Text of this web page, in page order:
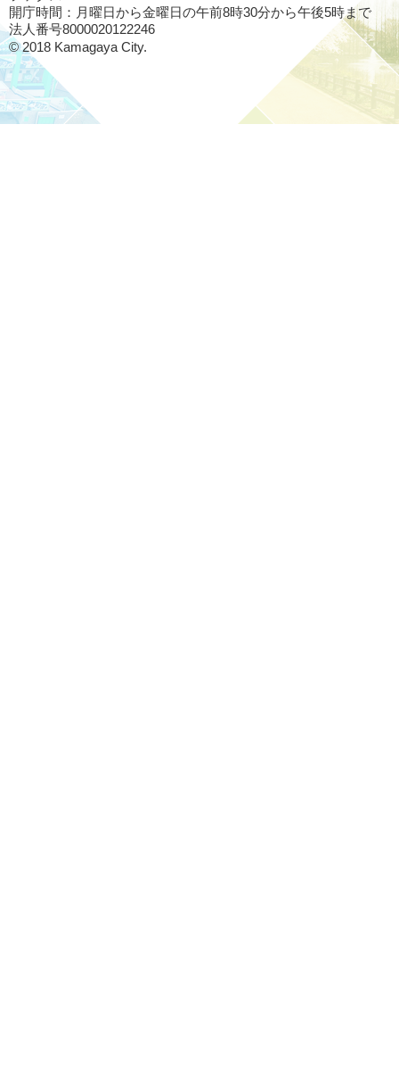
開庁時間：月曜日から金曜日の午前8時30分から午後5時まで
法人番号8000020122246
© 2018 Kamagaya City.